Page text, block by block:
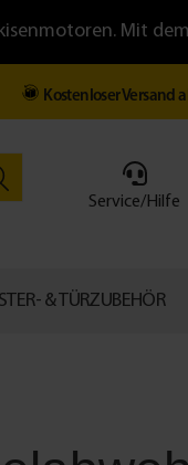
Mit
Kostenloser Versand
Service/Hilfe
& TÜRZUBEHÖR